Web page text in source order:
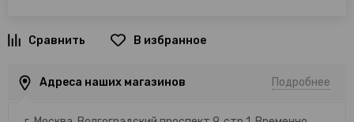
В избранное
Адреса наших магазинов Подробнее